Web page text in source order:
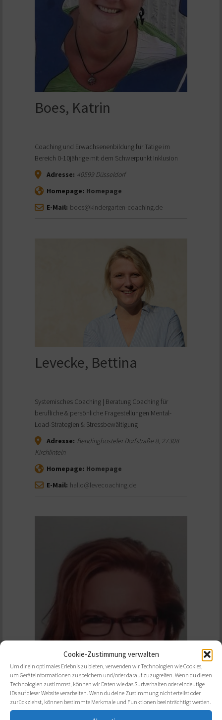
Cookie-Zustimmung verwalten
Um dir ein optimales Erlebnis zu bieten, verwenden wir Technologien wie Cookies,
um Geräteinformationen zu speichern und/oder darauf zuzugreifen. Wenn du diesen
Technologien zustimmst, können wir Daten wie das Surfverhalten oder eindeutige
IDs auf dieser Website verarbeiten. Wenn du deine Zustimmung nicht erteilst oder
zurückziehst, können bestimmte Merkmale und Funktionen beeinträchtigt werden.
Boes, Katrin
Coaching und Erwachsenenbildung für Tätige im
Bereich 0-10jährige mit dem Schwerpunkt Inklusion
Adresse: 40599Düsseldorf
Homepage: Homepage
E-Mail: boes@kindergarten-coaching.de
Levecke, Bettina
Systemisches Coaching | Beratung Coaching für
berufliche & persönliche Fragestellungen Mental-
Load-Strategien & Stressbewältigung
Adresse: Bendingbosteler Dorfstraße 8, 27308
Kirchlinteln
Homepage: Homepage
E-Mail: hallo@levecoaching.de